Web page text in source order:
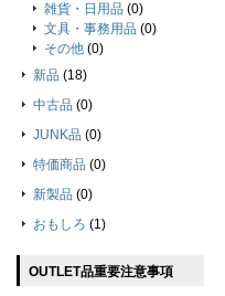
雑貨・日用品 (0)
文具・事務用品 (0)
その他 (0)
新品 (18)
中古品 (0)
JUNK品 (0)
特価商品 (0)
新製品 (0)
おもしろ (1)
OUTLET品重要注意事項